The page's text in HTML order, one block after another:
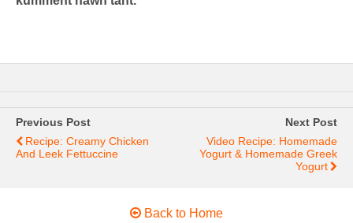
Previous Post
Recipe: Creamy Chicken
And Leek Fettuccine
Next Post
Video Recipe: Homemade
Yogurt & Homemade Greek
Yogurt
Back to Home